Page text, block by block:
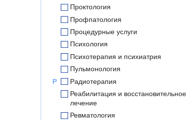
Проктология
Профпатология
Процедурные услуги
Психология
Психотерапия и психиатрия
Пульмонология
Р
Радиотерапия
Реабилитация и восстановительное
лечение
Ревматология